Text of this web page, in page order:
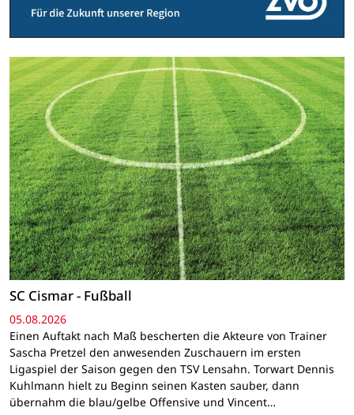
SC Cismar - Fußball
05.08.2026
Einen Auftakt nach Maß bescherten die Akteure von Trainer
Sascha Pretzel den anwesenden Zuschauern im ersten
Ligaspiel der Saison gegen den TSV Lensahn. Torwart Dennis
Kuhlmann hielt zu Beginn seinen Kasten sauber, dann
übernahm die blau/gelbe Offensive und Vincent…